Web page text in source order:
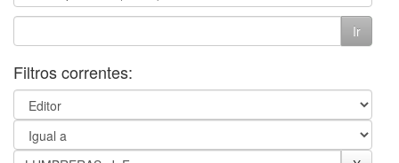
Filtros correntes: